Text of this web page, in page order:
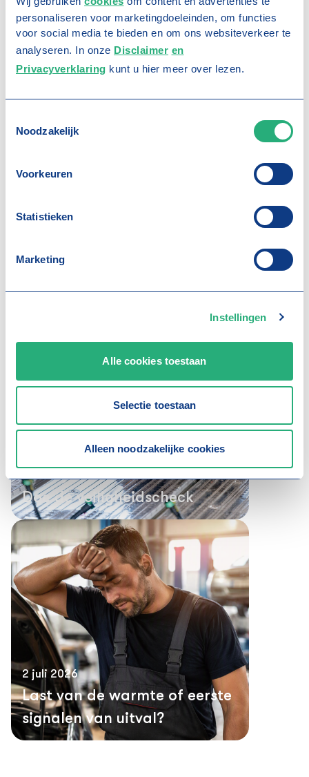
personaliseren voor marketingdoeleinden, om functies
voor social media te bieden en om ons websiteverkeer te
analyseren. In onze Disclaimer en
Privacyverklaring kunt u hier meer over lezen.
Noodzakelijk
Voorkeuren
Statistieken
Marketing
Instellingen
Alle cookies toestaan
Selectie toestaan
Alleen noodzakelijke cookies
Bovemij Golfdag 2026:
sportief en verbindend
17 juli 2026
pech langs de weg.” Weet jij
Werk je met lithiumaccu's?
Doe de veiligheidscheck
Last van de warmte of eerste
signalen van uitval?
2 juli 2026